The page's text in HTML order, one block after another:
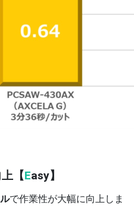
【Easy】
で作業性が大幅に向上しま